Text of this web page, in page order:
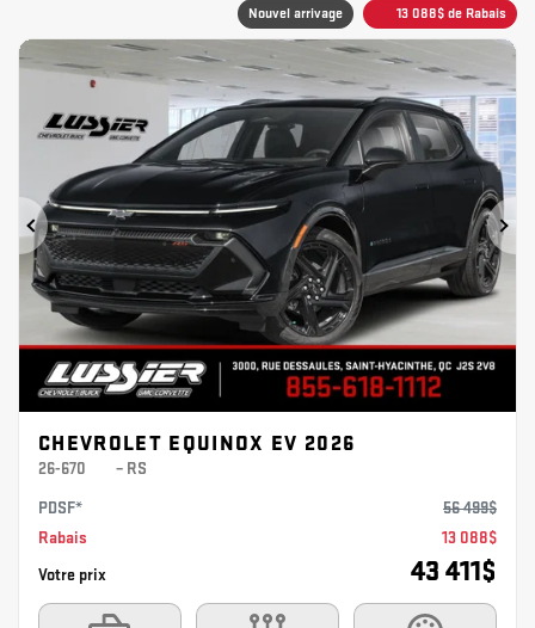
Nouvel arrivage 13 088$ de Rabais
Précédent
CHEVROLET EQUINOX EV 2026
26-670
– RS
PDSF*
56 499$
Rabais
13 088$
Votre prix
43 411$